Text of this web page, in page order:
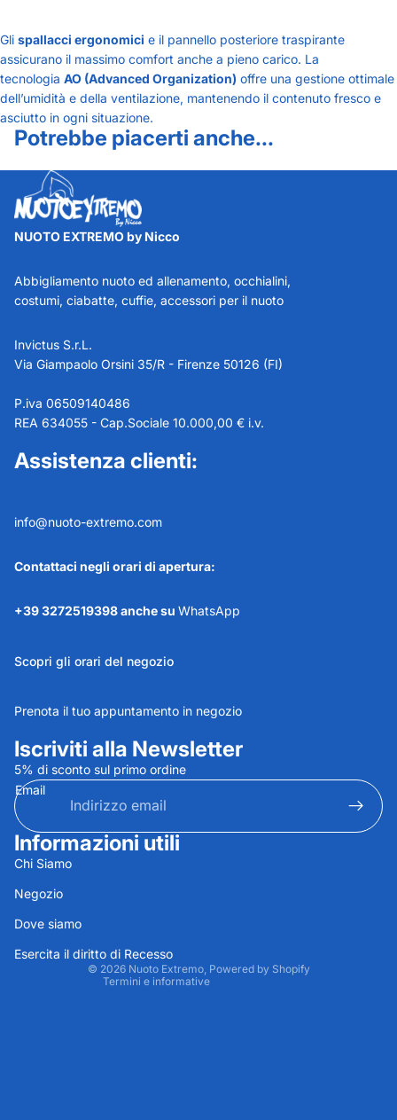
Gli spallacci ergonomici e il pannello posteriore traspirante
assicurano il massimo comfort anche a pieno carico. La
tecnologia AO (Advanced Organization) offre una gestione ottimale
dell’umidità e della ventilazione, mantenendo il contenuto fresco e
asciutto in ogni situazione.
Potrebbe piacerti anche...
NUOTO EXTREMO by Nicco
Abbigliamento nuoto ed allenamento, occhialini,
costumi, ciabatte, cuffie, accessori per il nuoto
Invictus S.r.L.
Via Giampaolo Orsini 35/R - Firenze 50126 (FI)
P.iva 06509140486
REA 634055 - Cap.Sociale 10.000,00 € i.v.
Assistenza clienti:
info@nuoto-extremo.com
Contattaci negli orari di apertura:
+39 3272519398 anche su WhatsApp
Scopri gli orari del negozio
Prenota il tuo appuntamento in negozio
Iscriviti alla Newsletter
5% di sconto sul primo ordine
Email
Informazioni utili
Chi Siamo
Negozio
Dove siamo
Esercita il diritto di Recesso
© 2026 Nuoto Extremo, Powered by Shopify
Termini e informative
Informativa sulla privacy
Termini e condizioni del servizio
Recapiti
Informativa sulle spedizioni